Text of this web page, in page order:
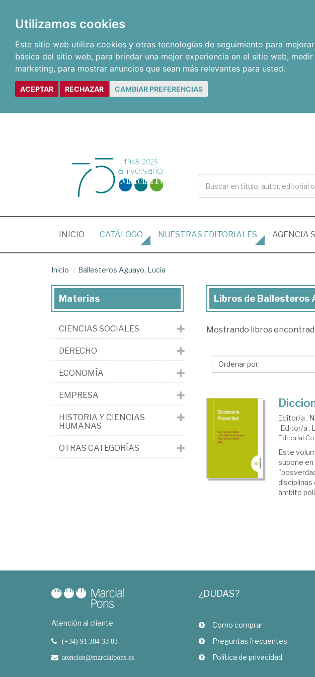
Utilizamos cookies
Este sitio web utiliza cookies y otras tecnologías de seguimiento para
básica del sitio web, para brindar una mejor experiencia en el sitio web,
marketing, para mostrar anuncios que sean más relevantes para usted.
ACEPTAR RECHAZAR CAMBIAR PREFERENCIAS
INICIO (CURRENT)
CATÁLOGO NUESTRAS EDITORIALES AGENCIA
Inicio Ballesteros Aguayo, Lucía
Libros
Ballesteros
Lucía
Libros de Ballesteros
Mostrando libros
Editor/a .
Editor/a .
Editorial
Este
supone
disciplinas
ámbito
Materias
CIENCIAS SOCIALES
DERECHO
ECONOMÍA
EMPRESA
HISTORIA Y CIENCIAS
HUMANAS
OTRAS CATEGORÍAS
Atención al cliente
(+34) 91 304 33 03
atencion@marcialpons.es
¿DUDAS?
Como comprar
Preguntas frecuentes
Política de privacidad